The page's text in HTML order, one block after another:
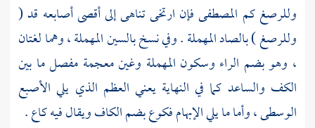
وللرصغ كم المصطفى فإن ارتخى تناهى إلى أقصى أصابعه قد (
وللرصغ ) بالصاد المهملة . وفي نسخ بالسين المهملة ، وهما لغتان
، وهو بضم الراء وسكون المهملة وغين معجمة مفصل ما بين
الكف والساعد كما في النهاية يعني العظم الذي يلي الأصبع
الوسطى ، وأما ما يلي الإبهام فكوع بضم الكاف ويقال فيه كاع .